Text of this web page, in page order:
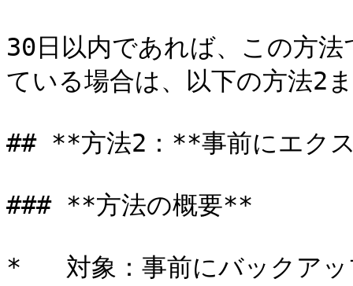
30日以内であれば、この方
ている場合は、以下の方法2
## **方法2：**事前にエク
### **方法の概要**
*   対象：事前にバックアッ